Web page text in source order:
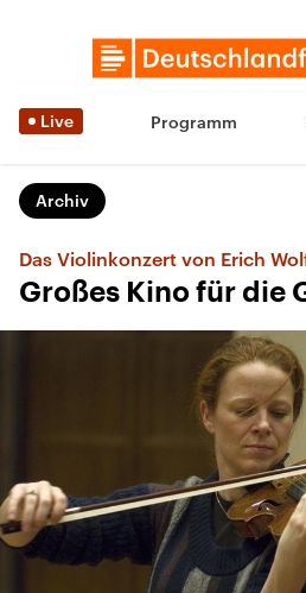
Live Programm
Archiv
Das Violinkonzert von Erich
Großes Kino für die